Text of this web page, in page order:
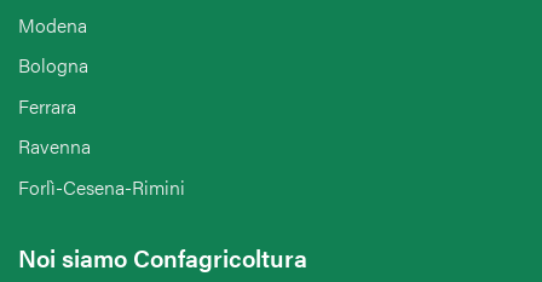
Modena
Bologna
Ferrara
Ravenna
Forlì-Cesena-Rimini
Noi siamo Confagricoltura